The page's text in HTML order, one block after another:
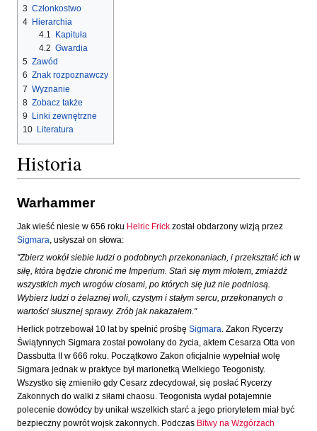
3 Członkostwo
4 Hierarchia
4.1
Kapituła
4.2 Gwardia
5 Zawód
6 Znak rozpoznawczy
7 Wyznanie
8 Zobacz także
9
Linki zewnętrzne
10 Literatura
Historia
Warhammer
Jak wieść niesie w 656 roku Helric Frick został obdarzony wizją przez
Sigmara , usłyszał on słowa:
"Zbierz wokół siebie ludzi o podobnych przekonaniach, i przekształć ich w
siłę, która będzie chronić me Imperium. Stań się mym młotem, zmiażdż
wszystkich mych wrogów ciosami, po których się już nie podniosą.
Wybierz ludzi o żelaznej woli, czystym i stałym sercu, przekonanych o
wartości słusznej sprawy. Zrób jak nakazałem."
Herlick potrzebował 10 lat by spełnić prośbę Sigmara. Zakon Rycerzy
Świątynnych Sigmara został powołany do życia, aktem Cesarza Otta von
Dassbutta II w 666 roku. Początkowo Zakon oficjalnie wypełniał wolę
Sigmara jednak w praktyce był marionetką Wielkiego Teogonisty.
Wszystko się zmieniło gdy Cesarz zdecydował, się posłać Rycerzy
Zakonnych do walki z siłami chaosu. Teogonista wydał potajemnie
polecenie dowódcy by unikał wszelkich starć a jego priorytetem miał być
bezpieczny powrót wojsk zakonnych. Podczas Bitwy na Wzgórzach